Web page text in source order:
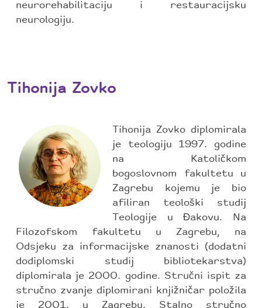
neurorehabilitaciju i restauracijsku
neurologiju.
Tihonija Zovko
Tihonija Zovko diplomirala
je teologiju 1997. godine
na Katoličkom
bogoslovnom fakultetu u
Zagrebu kojemu je bio
afiliran teološki studij
Teologije u Đakovu. Na
Filozofskom fakultetu u Zagrebu, na
Odsjeku za informacijske znanosti (dodatni
dodiplomski studij bibliotekarstva)
diplomirala je 2000. godine. Stručni ispit za
stručno zvanje diplomirani knjižničar položila
je 2001. u Zagrebu. Stalno stručno